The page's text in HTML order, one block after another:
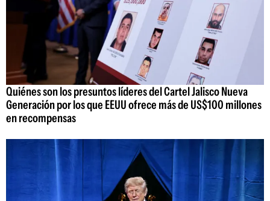
Quiénes son los presuntos líderes del Cartel Jalisco Nueva
Generación por los que EEUU ofrece más de US$100 millones
en recompensas